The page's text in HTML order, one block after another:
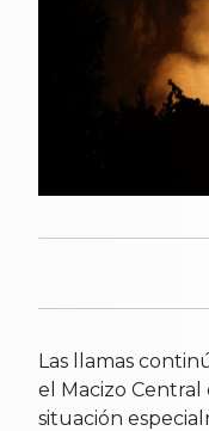
Las llamas
el Macizo
situación